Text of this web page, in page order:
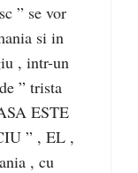
” se vor
si in
, intr-un
” trista
ESTE
” , EL ,
, cu